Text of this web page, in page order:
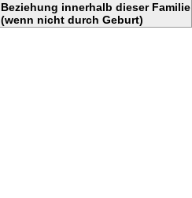
Beziehung innerhalb dieser Familie
(wenn nicht durch Geburt)